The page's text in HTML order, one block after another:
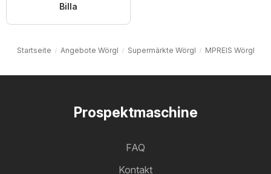
Billa
Startseite Angebote Wörgl Supermärkte Wörgl MPREIS Wörgl
Prospektmaschine
FAQ
Kontakt